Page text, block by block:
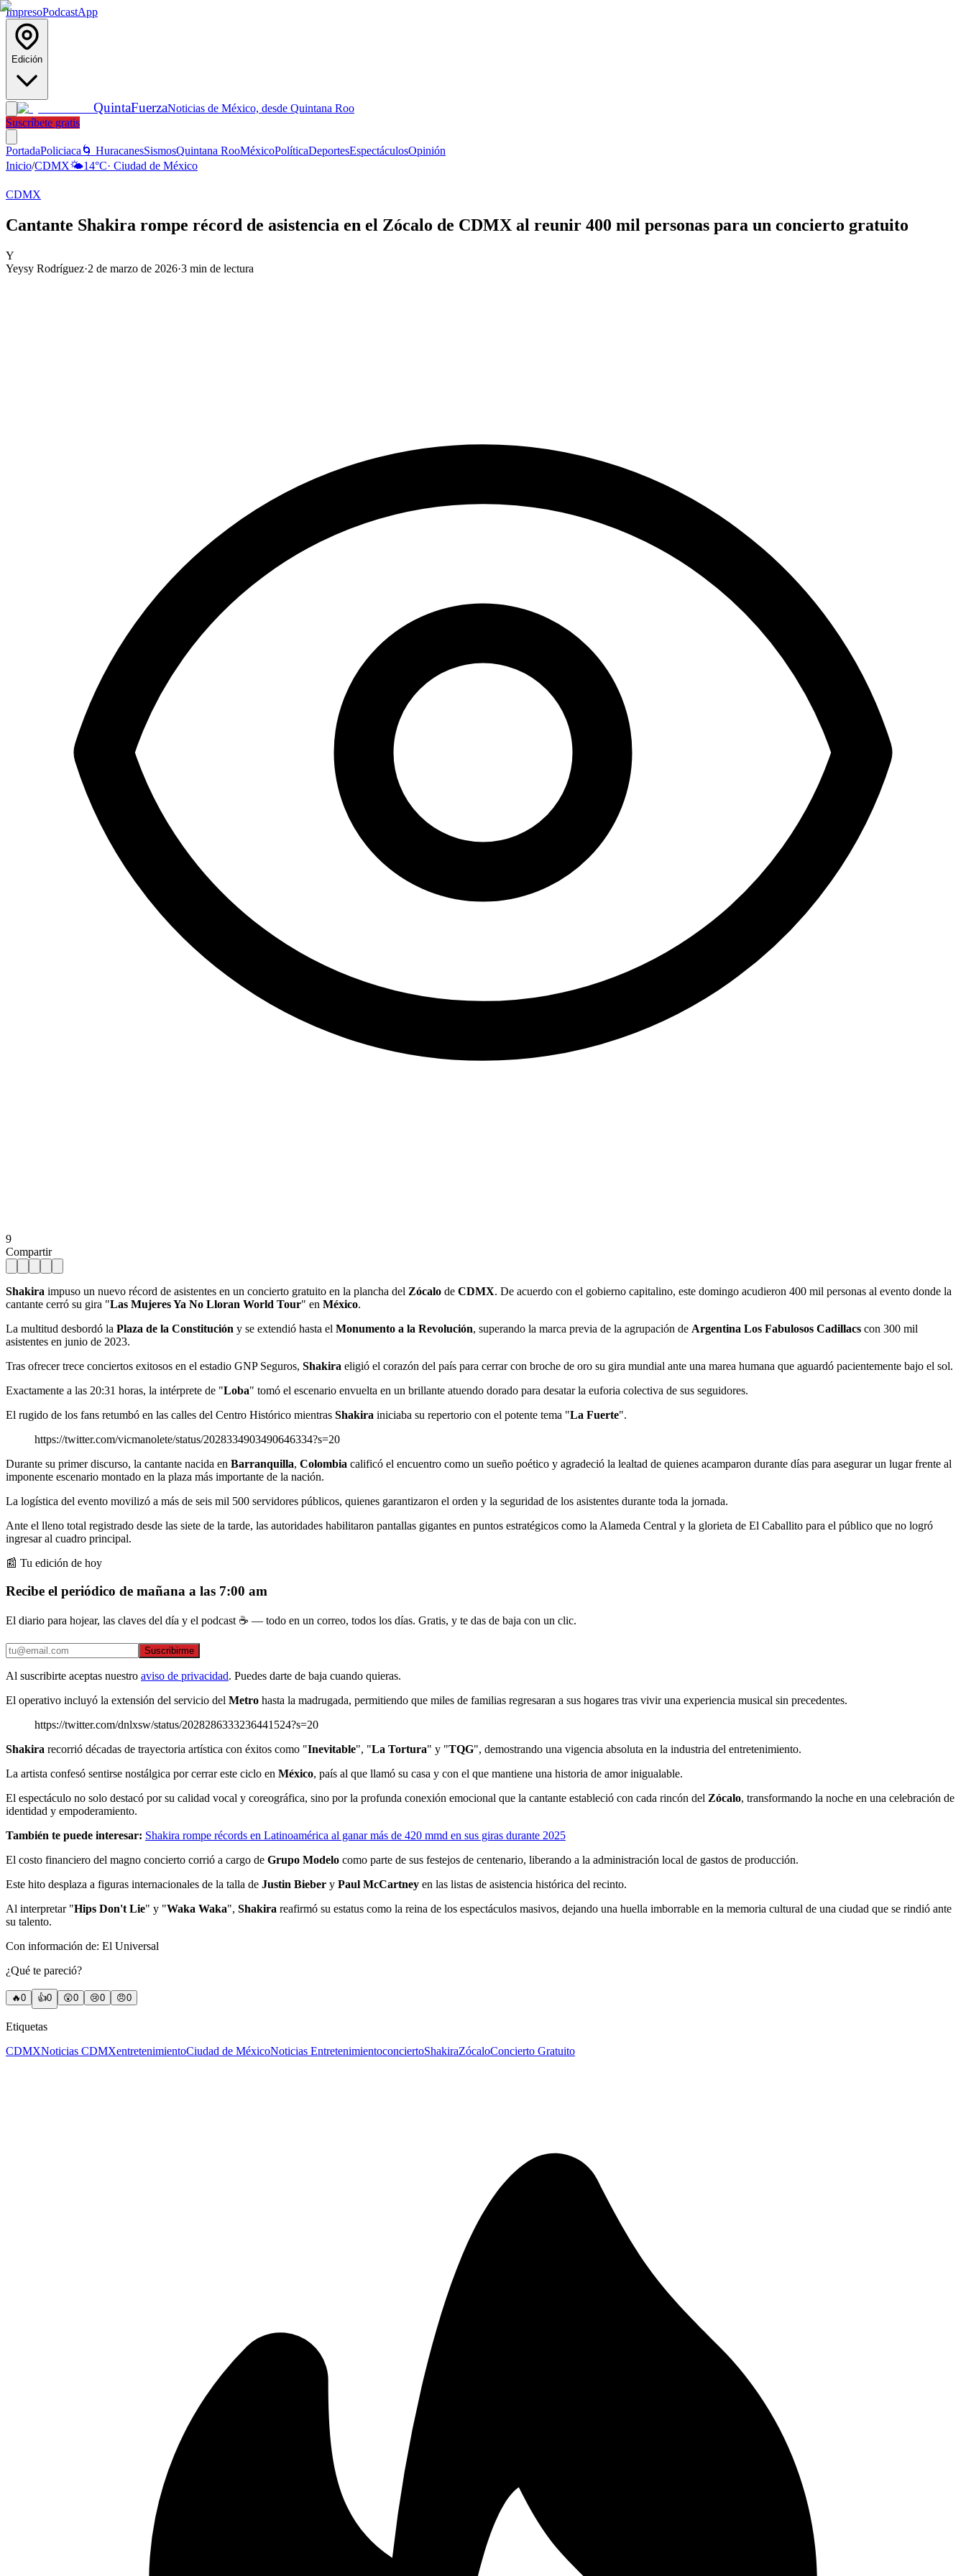
ImpresoPodcastApp
Edición
QuintaFuerzaNoticias de México, desde Quintana Roo
Suscríbete gratis
PortadaPoliciaca 🌀 HuracanesSismosQuintana RooMéxicoPolíticaDeportesEspectáculosOpinión
Inicio/CDMX🌤️14°C· Ciudad de México
CDMX
Cantante Shakira rompe récord de asistencia en el Zócalo de CDMX al reunir 400 mil personas para un concierto gratuito
Y
Yeysy Rodríguez·2 de marzo de 2026·3 min de lectura
9
Compartir
Shakira impuso un nuevo récord de asistentes en un concierto gratuito en la plancha del Zócalo de CDMX. De acuerdo con el gobierno capitalino, este domingo acudieron 400 mil personas al evento donde la
cantante cerró su gira "Las Mujeres Ya No Lloran World Tour" en México.
La multitud desbordó la Plaza de la Constitución y se extendió hasta el Monumento a la Revolución, superando la marca previa de la agrupación de Argentina Los Fabulosos Cadillacs con 300 mil
asistentes en junio de 2023.
Tras ofrecer trece conciertos exitosos en el estadio GNP Seguros, Shakira eligió el corazón del país para cerrar con broche de oro su gira mundial ante una marea humana que aguardó pacientemente bajo el sol.
Exactamente a las 20:31 horas, la intérprete de "Loba" tomó el escenario envuelta en un brillante atuendo dorado para desatar la euforia colectiva de sus seguidores.
El rugido de los fans retumbó en las calles del Centro Histórico mientras Shakira iniciaba su repertorio con el potente tema "La Fuerte".
https://twitter.com/vicmanolete/status/2028334903490646334?s=20
Durante su primer discurso, la cantante nacida en Barranquilla, Colombia calificó el encuentro como un sueño poético y agradeció la lealtad de quienes acamparon durante días para asegurar un lugar frente al
imponente escenario montado en la plaza más importante de la nación.
La logística del evento movilizó a más de seis mil 500 servidores públicos, quienes garantizaron el orden y la seguridad de los asistentes durante toda la jornada.
Ante el lleno total registrado desde las siete de la tarde, las autoridades habilitaron pantallas gigantes en puntos estratégicos como la Alameda Central y la glorieta de El Caballito para el público que no logró
ingresar al cuadro principal.
📰 Tu edición de hoy
Recibe el periódico de mañana a las 7:00 am
El diario para hojear, las claves del día y el podcast ☕ — todo en un correo, todos los días. Gratis, y te das de baja con un clic.
Suscribirme
Al suscribirte aceptas nuestro aviso de privacidad. Puedes darte de baja cuando quieras.
El operativo incluyó la extensión del servicio del Metro hasta la madrugada, permitiendo que miles de familias regresaran a sus hogares tras vivir una experiencia musical sin precedentes.
https://twitter.com/dnlxsw/status/2028286333236441524?s=20
Shakira recorrió décadas de trayectoria artística con éxitos como "Inevitable", "La Tortura" y "TQG", demostrando una vigencia absoluta en la industria del entretenimiento.
La artista confesó sentirse nostálgica por cerrar este ciclo en México, país al que llamó su casa y con el que mantiene una historia de amor inigualable.
El espectáculo no solo destacó por su calidad vocal y coreográfica, sino por la profunda conexión emocional que la cantante estableció con cada rincón del Zócalo, transformando la noche en una celebración de
identidad y empoderamiento.
También te puede interesar: Shakira rompe récords en Latinoamérica al ganar más de 420 mmd en sus giras durante 2025
El costo financiero del magno concierto corrió a cargo de Grupo Modelo como parte de sus festejos de centenario, liberando a la administración local de gastos de producción.
Este hito desplaza a figuras internacionales de la talla de Justin Bieber y Paul McCartney en las listas de asistencia histórica del recinto.
Al interpretar "Hips Don't Lie" y "Waka Waka", Shakira reafirmó su estatus como la reina de los espectáculos masivos, dejando una huella imborrable en la memoria cultural de una ciudad que se rindió ante
su talento.
Con información de: El Universal
¿Qué te pareció?
🔥0 👍0 😲0 😢0 😠0
Etiquetas
CDMXNoticias CDMXentretenimientoCiudad de MéxicoNoticias EntretenimientoconciertoShakiraZócaloConcierto Gratuito